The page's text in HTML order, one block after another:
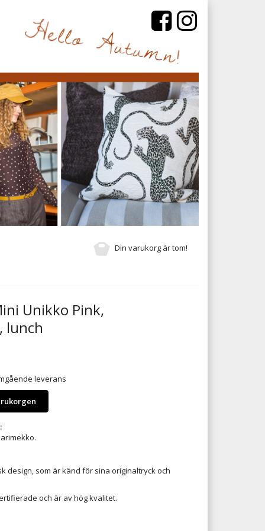
Din varukorg är tom!
Unikko Pink,
lunch
leverans
design, som är känd för sina originaltryck och
och är av hög kvalitet.